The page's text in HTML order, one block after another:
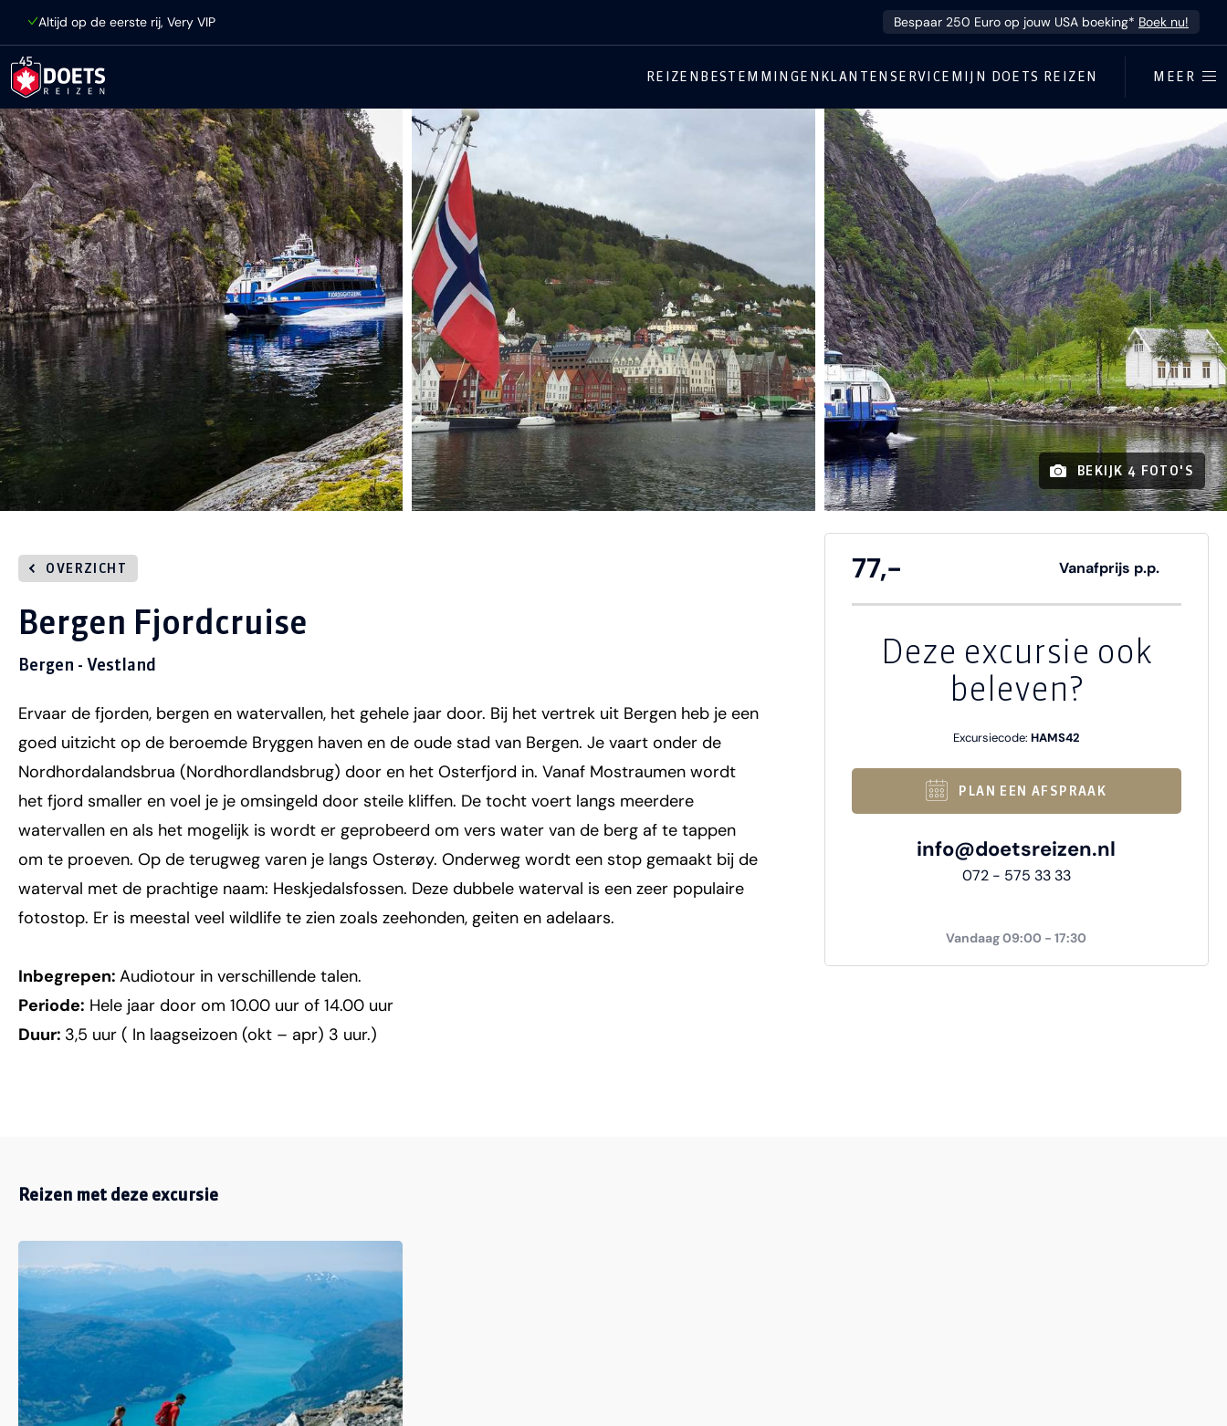
Altijd op de eerste rij, Very VIP Bespaar 250 Euro op jouw USA boeking* Boek nu!
REIZEN BESTEMMINGEN KLANTENSERVICE MIJN DOETS REIZEN MEER
BEKIJK 4 FOTO'S
OVERZICHT
Bergen Fjordcruise
Bergen - Vestland
Ervaar de fjorden, bergen en watervallen, het gehele jaar door. Bij het vertrek uit Bergen heb je een
goed uitzicht op de beroemde Bryggen haven en de oude stad van Bergen. Je vaart onder de
Nordhordalandsbrua (Nordhordlandsbrug) door en het Osterfjord in. Vanaf Mostraumen wordt
het fjord smaller en voel je je omsingeld door steile kliffen. De tocht voert langs meerdere
watervallen en als het mogelijk is wordt er geprobeerd om vers water van de berg af te tappen
om te proeven. Op de terugweg varen je langs Osterøy. Onderweg wordt een stop gemaakt bij de
waterval met de prachtige naam: Heskjedalsfossen. Deze dubbele waterval is een zeer populaire
fotostop. Er is meestal veel wildlife te zien zoals zeehonden, geiten en adelaars.
Inbegrepen: Audiotour in verschillende talen.
Periode: Hele jaar door om 10.00 uur of 14.00 uur
Duur: 3,5 uur ( In laagseizoen (okt – apr) 3 uur.)
77,- Vanafprijs p.p.
Deze excursie ook
beleven?
Excursiecode: HAMS42
PLAN EEN AFSPRAAK
info@doetsreizen.nl
072 - 575 33 33
Vandaag 09:00 - 17:30
Reizen met deze excursie